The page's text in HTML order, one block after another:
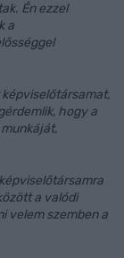
Én ezzel
a
hogy a
a valódi
velem szemben a